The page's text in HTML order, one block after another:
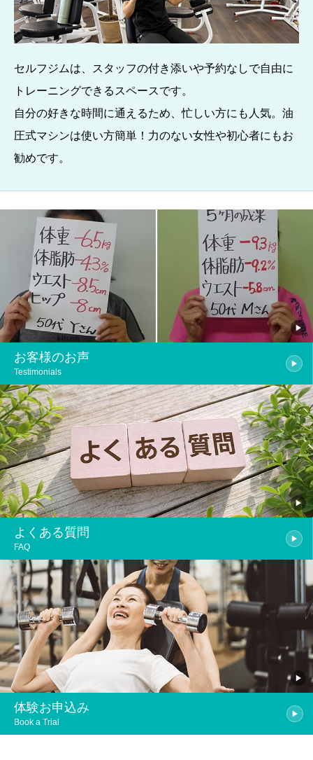
セルフジムは、スタッフの付き添いや予約なしで自由に
トレーニングできるスペースです。
自分の好きな時間に通えるため、忙しい方にも人気。油
圧式マシンは使い方簡単！力のない女性や初心者にもお
勧めです。
お客様のお声
Testimonials
よくある質問
FAQ
体験お申込み
Book a Trial